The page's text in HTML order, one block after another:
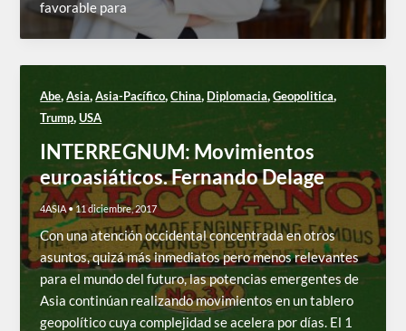
favorable para
Abe,Asia,Asia-Pacífico,China, Diplomacia,Geopolitica,
Trump,USA
INTERREGNUM: Movimientos
euroasiáticos. Fernando Delage
4ASIA•11 diciembre, 2017
Con una atención occidental concentrada en otros
asuntos, quizá más inmediatos pero menos relevantes
para el mundo del futuro, las potencias emergentes de
Asia continúan realizando movimientos en un tablero
geopolítico cuya complejidad se acelera por días. El 1